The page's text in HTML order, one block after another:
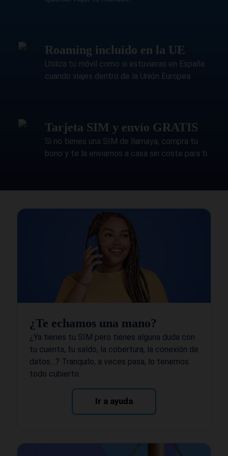
Roaming incluido en la UE
Utiliza tu móvil como si estuvieras en España
cuando viajes dentro de la Unión Europea.
Tarjeta SIM y envío GRATIS
Si no tienes una SIM de llamaya, compra tu
bono y te la enviamos a casa sin coste para ti.
¿Te echamos una mano?
¿Ya tienes tu SIM pero tienes alguna duda con
tu cuenta, tu saldo, la cobertura, la conexión de
datos…? Tranquilo, a veces pasa, lo tenemos
todo cubierto.
Ir a ayuda